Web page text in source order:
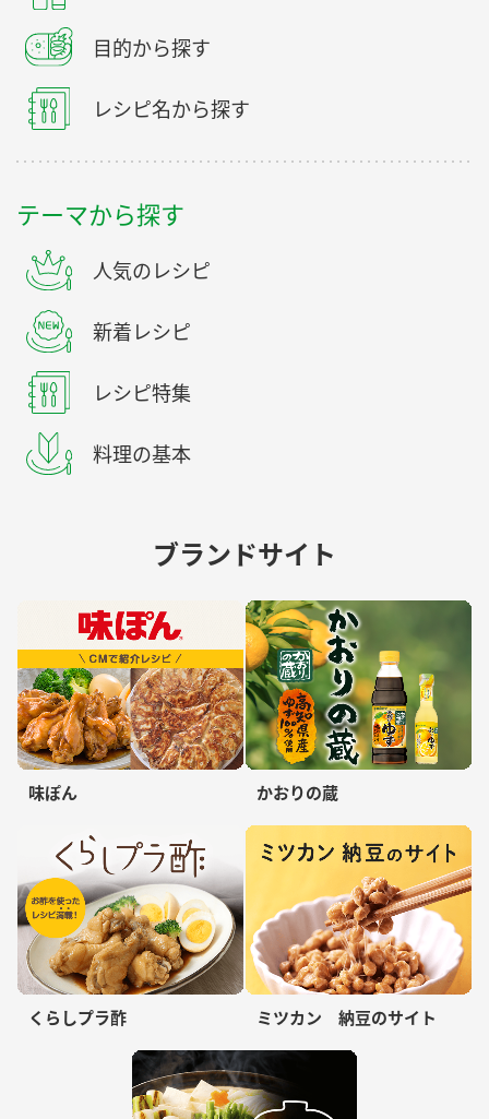
目的から探す
レシピ名から探す
テーマから探す
人気のレシピ
新着レシピ
レシピ特集
料理の基本
ブランドサイト
味ぽん かおりの蔵
くらしプラ酢 ミツカン 納豆のサイト